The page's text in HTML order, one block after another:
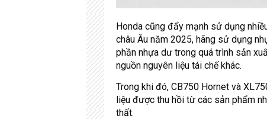
Honda cũng đẩy mạnh sử dụng
châu Âu năm 2025, hãng sử dụng
phần nhựa dư trong quá trình sản
nguồn nguyên liệu tái chế khác.
Trong khi đó, CB750 Hornet và
liệu được thu hồi từ các sản phẩm
thất.